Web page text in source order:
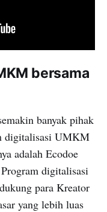
bersama
banyak pihak
digitalisasi UMKM
adalah Ecodoe
digitalisasi
para Kreator
yang lebih luas